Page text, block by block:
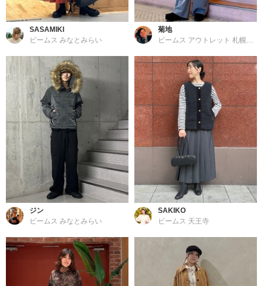
SASAMIKI
ビームス みなとみらい
菊地
ジン
ビームス みなとみらい
SAKIKO
ビームス 天王寺